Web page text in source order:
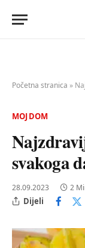
Početna stranica »
MOJ DOM
svakoga
28.09.2023 2
Dijeli